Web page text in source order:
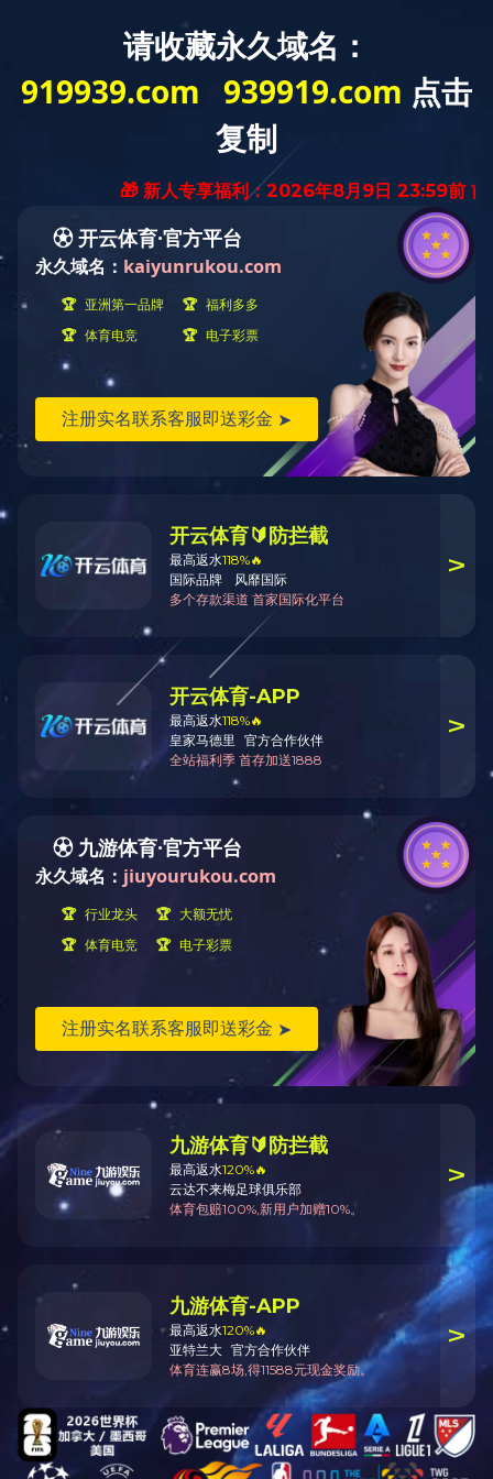
快捷导航
当前位置： 快捷导航››科技研发
上一条信息：